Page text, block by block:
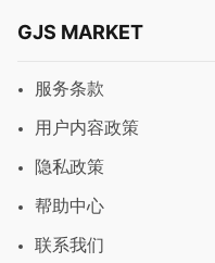
GJS MARKET
服务条款
用户内容政策
隐私政策
帮助中心
联系我们